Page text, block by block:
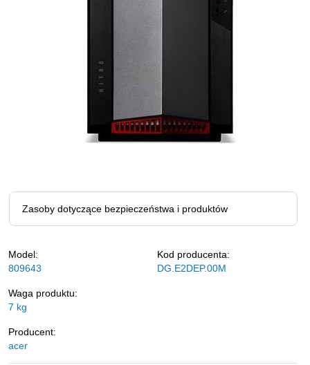
Zasoby dotyczące bezpieczeństwa i produktów
Model:
809643
Kod producenta:
DG.E2DEP.00M
Waga produktu:
7 kg
Producent:
acer